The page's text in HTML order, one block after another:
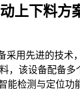
上下料方
采用先进的技术
，该设备配备多
能检测与定位功